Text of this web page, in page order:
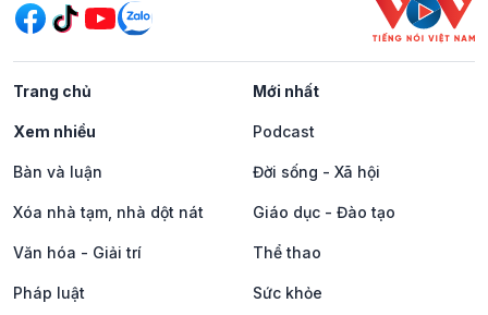
Trang chủ Mới nhất
Xem nhiều Podcast
Bàn và luận Đời sống - Xã hội
Xóa nhà tạm, nhà dột nát Giáo dục - Đào tạo
Văn hóa - Giải trí Thể thao
Pháp luật Sức khỏe